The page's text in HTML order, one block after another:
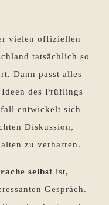
vielen offiziellen
tatsächlich so
Dann passt alles
des Prüflings
entwickelt sich
Diskussion,
zu verharren.
selbst ist,
Gespräch.